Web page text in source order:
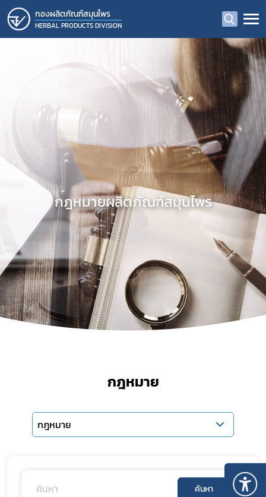
กองผลิตภัณฑ์สมุนไพร
HERBAL PRODUCTS DIVISION
กฎหมายผลิตภัณฑ์สมุนไพร
กฎหมาย
กฎหมาย
ค้นหา